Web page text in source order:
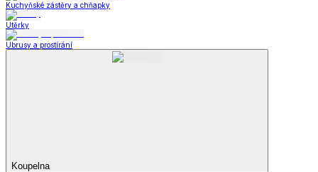
Kuchyňské zástěry a chňapky
Utěrky
Ubrusy a prostírání
Koupelna